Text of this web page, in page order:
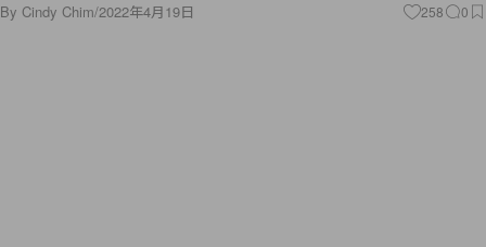
By Cindy Chim/2022年4月19日 258 0